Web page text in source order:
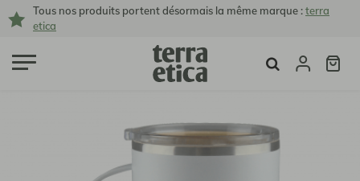
Tous nos produits portent désormais la même marque :terra
etica